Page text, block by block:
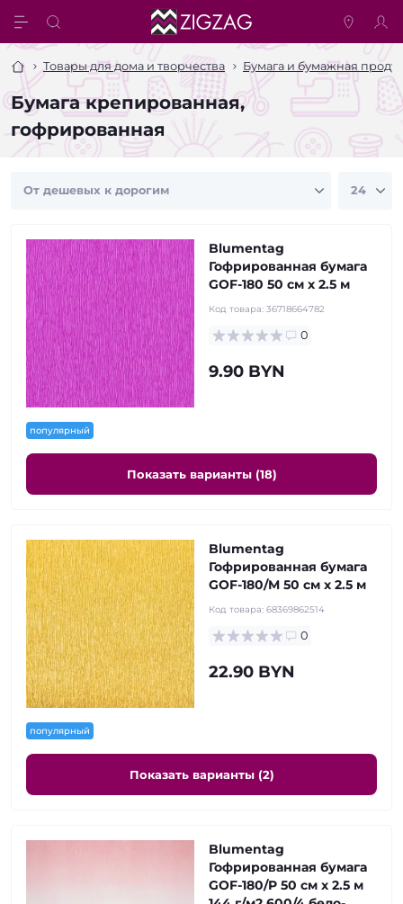
Товары для дома и творчества Бумага и бумажная
Бумага крепированная,
гофрированная
популярный
Blumentag
Гофрированная бумага
GOF-180 50 см х 2.5 м
Код товара: 36718664782
0
9.90 BYN
Показать варианты (18)
популярный
Blumentag
Гофрированная бумага
GOF-180/M 50 см х 2.5 м
Код товара: 68369862514
0
22.90 BYN
Показать варианты (2)
Blumentag
Гофрированная бумага
GOF-180/P 50 см х 2.5 м